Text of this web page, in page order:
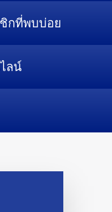
กที่พบบ่อย
ลน์